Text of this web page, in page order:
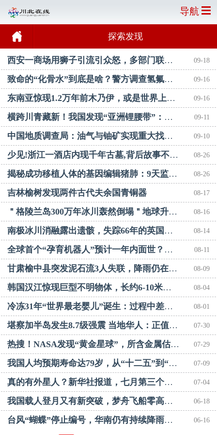
导航
探索发现
西安一商场用狮子引流引众怒，多部门联合调查 09-18
致命的“化骨水”到底是啥？警方调查氢氟酸来源，生态部门已做无害处理，类似悲剧如何 09-16
东南亚惊现1.2万年前木乃伊，或是世界上已知最古老木乃伊 09-16
横跨川青藏新！我国发现“亚洲锂腰带”：确保新能源车核心资源 09-11
中国地质调查局：油气与铀矿实现重大找矿突破！ 09-10
少见!浙江一酒店内现千年古墓,背后故事不简单 08-26
揭秘成功移植人体的基因编辑猪肺：9天监测期内反应良好 08-26
吉林榆树发现两件古代夫余国青铜器 08-17
＂格陵兰岛300万年冰川轰然倒塌＂地球升温导致的海平面升高指日可待！全球沿海地区城 08-16
南极冰川消融露出遗骸，失踪66年的英国科考人员终于“归家” 08-14
全球首个“孕育机器人”预计一年内面世？多方发声 08-11
甘肃榆中县突发泥石流3人失联，降雨仍在持续，正在搜救中 08-09
韩国汉江惊现巨型不明物体，长约6-10米，比人体还粗壮，三年前韩网曝出类似视频，后被 08-04
冷冻31年“世界最老婴儿”诞生：过程中差点“爆炸”，亲姐姐已是30岁妈妈 08-01
堪察加半岛发生8.7级强震 当地华人：正值旅游旺季 目前一切正常 07-30
热搜！NASA发现“黄金星球”，所含金属估值超5亿亿元 07-29
我国人均预期寿命达79岁，从“十二五”到“十四五”每五年增长1岁 07-09
真的有外星人？新华社报道，七月第三个外星系不明物体造访太阳系 07-04
我国载人登月又有新突破，梦舟飞船零高度逃逸飞行试验成功 06-18
台风“蝴蝶”停止编号，华南仍有持续降雨，长江中下游地区高温来袭，局地可达40度 06-16